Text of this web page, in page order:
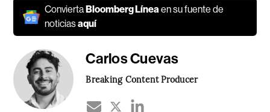
Convierta Bloomberg Líneaen su fuente de
noticiasaquí
Carlos Cuevas
Breaking Content Producer